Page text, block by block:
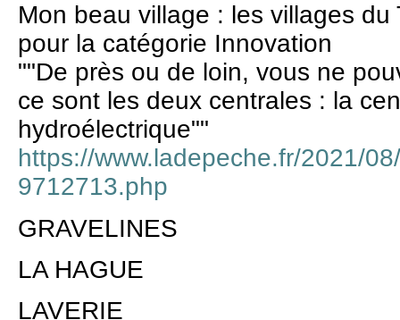
Mon beau village : les villages
pour la catégorie Innovation
""De près ou de loin, vous ne
ce sont les deux centrales : la
hydroélectrique""
https://www.ladepeche.fr/2021/
9712713.php
GRAVELINES
LA HAGUE
LAVERIE